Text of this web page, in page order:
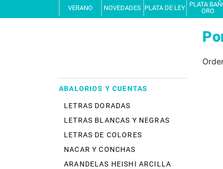
VERANO NOVEDADES PLATA DE LEY PLATA
ORO
ABALORIOS Y CUENTAS
LETRAS DORADAS
LETRAS BLANCAS Y NEGRAS
LETRAS DE COLORES
NACAR Y CONCHAS
ARANDELAS HEISHI ARCILLA